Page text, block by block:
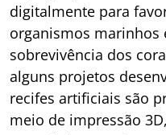
digitalmente para
organismos marinhos
sobrevivência dos
alguns projetos
recifes artificiais são
meio de impressão